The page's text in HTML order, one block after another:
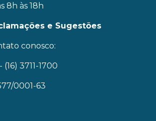
8h às 18h
e Sugestões
conosco:
- (16) 3711-1700
0001-63